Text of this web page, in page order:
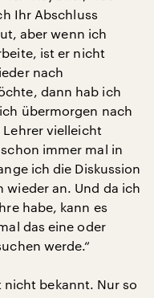
Ihr Abschluss
aber wenn ich
ist er nicht
nach
dann hab ich
übermorgen nach
vielleicht
immer mal in
ich die Diskussion
wieder an. Und da ich
habe, kann es
das eine oder
werde.“
bekannt. Nur so